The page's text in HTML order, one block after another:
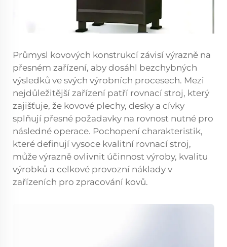
Průmysl kovových konstrukcí závisí výrazně na
přesném zařízení, aby dosáhl bezchybných
výsledků ve svých výrobních procesech. Mezi
nejdůležitější zařízení patří rovnací stroj, který
zajišťuje, že kovové plechy, desky a cívky
splňují přesné požadavky na rovnost nutné pro
následné operace. Pochopení charakteristik,
které definují vysoce kvalitní rovnací stroj,
může výrazně ovlivnit účinnost výroby, kvalitu
výrobků a celkové provozní náklady v
zařízeních pro zpracování kovů.